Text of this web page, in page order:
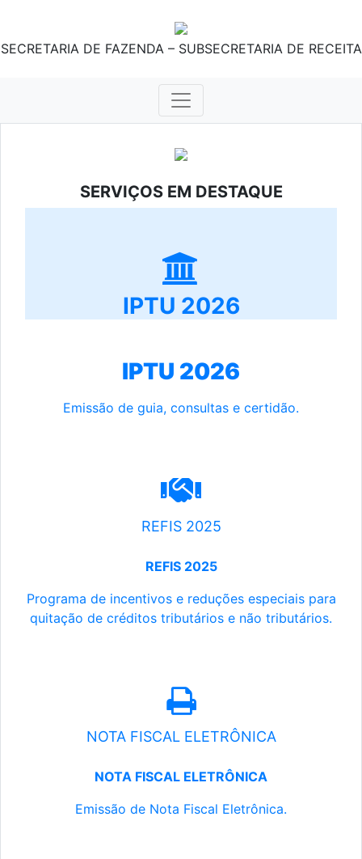
SECRETARIA DE FAZENDA – SUBSECRETARIA DE RECEITA
SERVIÇOS EM DESTAQUE
IPTU 2026
IPTU 2026
Emissão de guia, consultas e certidão.
REFIS 2025
REFIS 2025
Programa de incentivos e reduções especiais para
quitação de créditos tributários e não tributários.
NOTA FISCAL ELETRÔNICA
NOTA FISCAL ELETRÔNICA
Emissão de Nota Fiscal Eletrônica.